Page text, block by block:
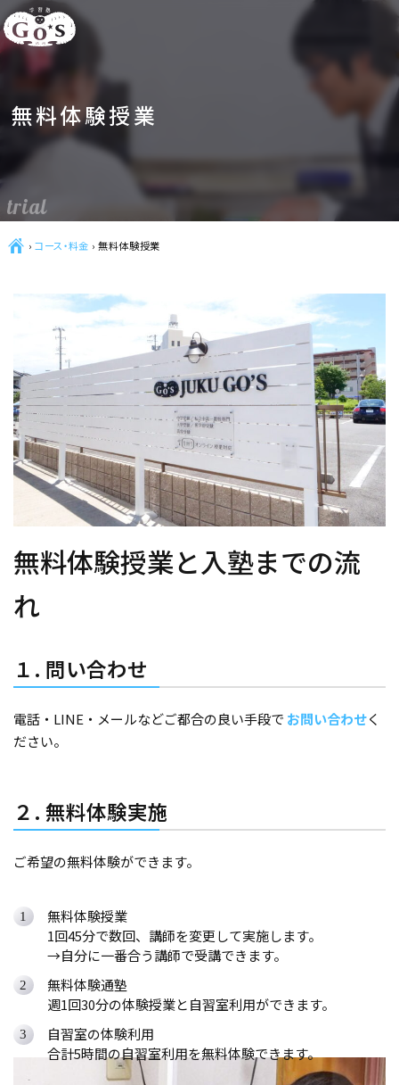
trial
無料体験授業
Ç ›コース・料金 ›無料体験授業
無料体験授業と入塾までの流
れ
１. 問い合わせ
電話・LINE・メールなどご都合の良い手段で お問い合わせく
ださい。
２. 無料体験実施
ご希望の無料体験ができます。
無料体験授業
1回45分で数回、講師を変更して実施します。
→自分に一番合う講師で受講できます。
無料体験通塾
週1回30分の体験授業と自習室利用ができます。
自習室の体験利用
合計5時間の自習室利用を無料体験できます。